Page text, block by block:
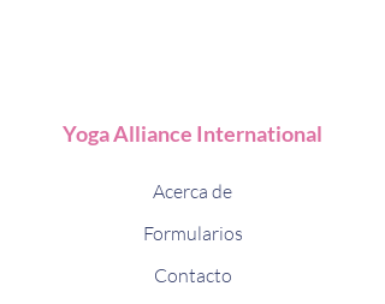
Yoga Alliance International
Acerca de
Formularios
Contacto